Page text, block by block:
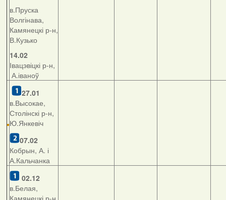
в.Пруска
Волгінава,
Камянецкі р-н,
В.Кузько
14.02
Івацэвіцкі р-н,
А.іваноў
27.01
в.Высокае,
Столінскі р-н,
Ю.Янкевіч
07.02
Кобрын, А. і
А.Кальчанка
02.12
в.Белая,
Камянецкі р-н,